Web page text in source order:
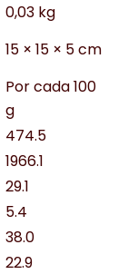
0,03 kg
15 × 15 × 5 cm
Por cada 100
g
474.5
1966.1
29.1
5.4
38.0
22.9